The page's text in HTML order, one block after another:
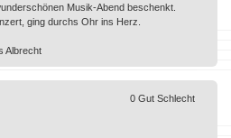
Musik-Abend beschenkt.
ging durchs Ohr ins Herz.
Albrecht
0 Gut Schlecht